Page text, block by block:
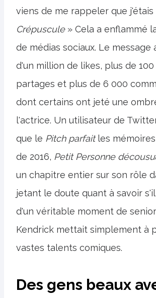
viens de me rappeler que j'étais
Crépuscule» Cela a enflammé
de médias sociaux. Le message
d'un million de likes, plus de
partages et plus de 6 000
dont certains ont jeté une
l'actrice. Un utilisateur de
que le Pitch parfaitles
de 2016, Petit Personne décousu
un chapitre entier sur son rôle
jetant le doute quant à savoir
d'un véritable moment de
Kendrick mettait simplement à
vastes talents comiques.
Des gens beaux